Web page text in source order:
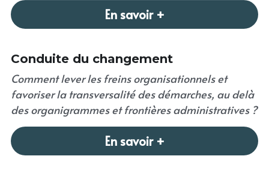
En savoir +
Conduite du changement
Comment lever les freins organisationnels et
favoriser la transversalité des démarches, au delà
des organigrammes et frontières administratives ?
En savoir +